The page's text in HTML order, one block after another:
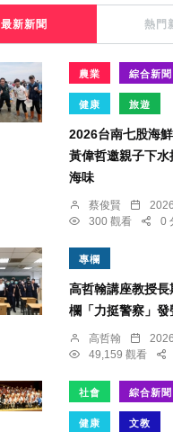
最新新聞 熱門
農業 綜合新聞
健康 旅遊
2026台南七股海
黃偉哲邀親子下水
海味
蔡俊賢
300 觀看
0
專欄
高哲翰講座教授長
欄「力挺警察」發
高哲翰
49,159 觀看
社會 綜合新聞
健康 文教